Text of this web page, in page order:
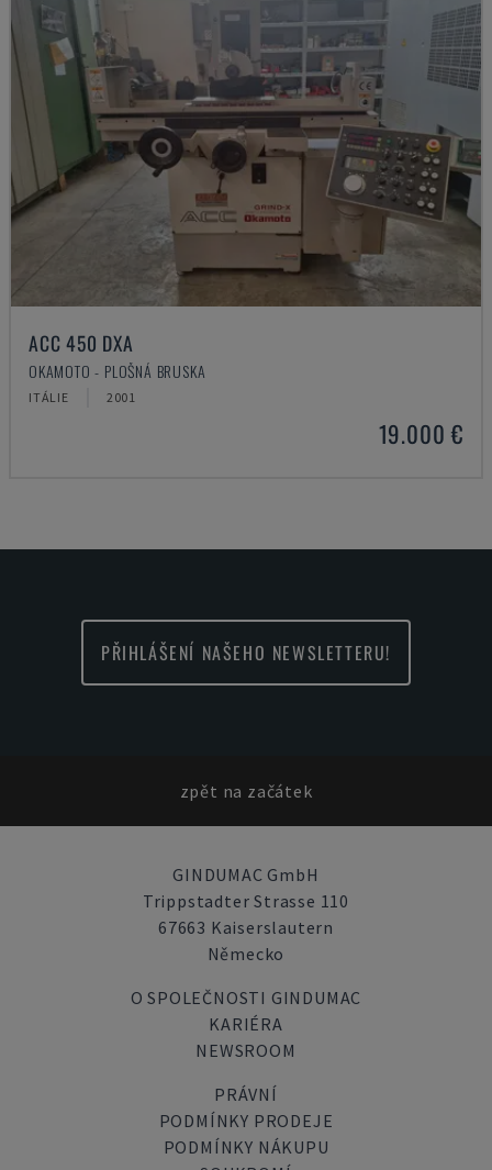
ACC 450 DXA
OKAMOTO - PLOŠNÁ BRUSKA
ITÁLIE 2001
19.000 €
PŘIHLÁŠENÍ NAŠEHO NEWSLETTERU!
zpět na začátek
GINDUMAC GmbH
Trippstadter Strasse 110
67663 Kaiserslautern
Německo
O SPOLEČNOSTI GINDUMAC
KARIÉRA
NEWSROOM
PRÁVNÍ
PODMÍNKY PRODEJE
PODMÍNKY NÁKUPU